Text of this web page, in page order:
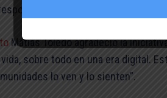
usarla bien,
Matías Toledo agradeció la
sobre todo en una era digital.
lo ven y lo sienten”.